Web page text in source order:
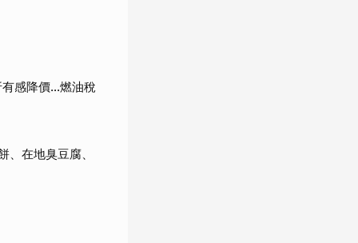
感降價…燃油稅
在地臭豆腐、